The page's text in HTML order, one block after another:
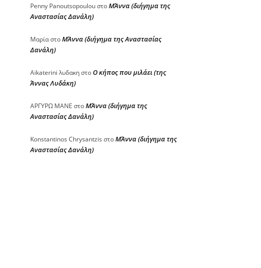
Penny PanoutsopoulouστοΜΆννα (διήγημα της
Αναστασίας Δανάλη)
ΜαρίαστοΜΆννα (διήγημα της Αναστασίας
Δανάλη)
Aikaterini λυδακηστοΟ κήπος που μιλάει (της
Άννας Λυδάκη)
ΑΡΓΥΡΩ ΜΑΝΕ στοΜΆννα (διήγημα της
Αναστασίας Δανάλη)
Konstantinos Chrysantzis στοΜΆννα (διήγημα της
Αναστασίας Δανάλη)